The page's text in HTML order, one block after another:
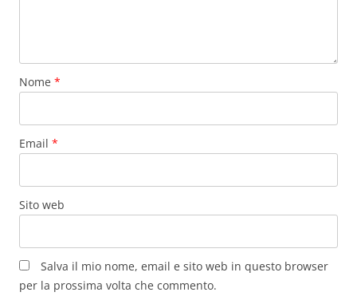
Nome *
Email *
Sito web
Salva il mio nome, email e sito web in questo browser
per la prossima volta che commento.